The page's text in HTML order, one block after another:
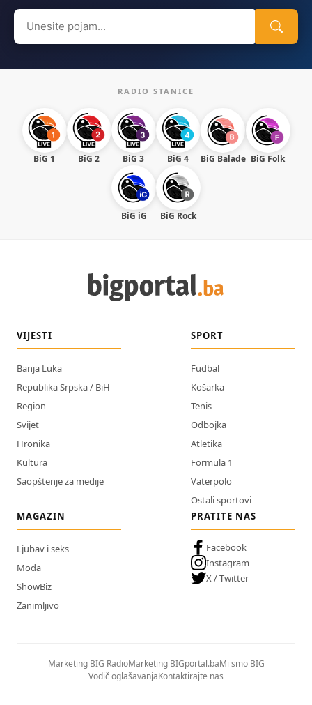
Search
for:
RADIO STANICE
BiG 1 BiG 2 BiG 3 BiG 4 BiG Balade BiG Folk
BiG iG BiG Rock
VIJESTI
Banja Luka
Republika Srpska / BiH
Region
Svijet
Hronika
Kultura
Saopštenje za medije
SPORT
Fudbal
Košarka
Tenis
Odbojka
Atletika
Formula 1
Vaterpolo
Ostali sportovi
MAGAZIN
Ljubav i seks
Moda
ShowBiz
Zanimljivo
PRATITE NAS
Facebook
Instagram
X / Twitter
Marketing BIG RadioMarketing BIGportal.baMi smo BIG
Vodič oglašavanjaKontaktirajte nas